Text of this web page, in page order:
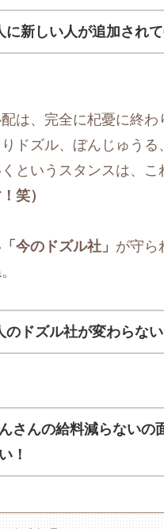
に新しい人が追加され
は、完全に杞憂に終
ドズル、ぼんじゅう
というスタンスは、
笑）
「今のドズル社」 が守ら
のドズル社が変わらな
さんの給料減らないの
！